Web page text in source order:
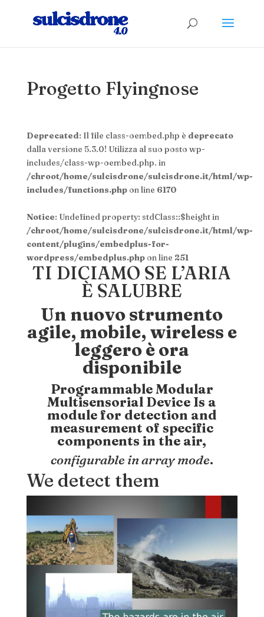
Progetto Flyingnose
Deprecated: Il file class-oembed.php è deprecato
dalla versione 5.3.0! Utilizza al suo posto wp-
includes/class-wp-oembed.php. in
/chroot/home/sulcisdrone/sulcisdrone.it/html/wp-
includes/functions.phpon line 6170
Notice: Undefined property: stdClass::$height in
/chroot/home/sulcisdrone/sulcisdrone.it/html/wp-
content/plugins/embedplus-for-
wordpress/embedplus.phpon line 251
TI DICIAMO SE L’ARIA
È SALUBRE
Un nuovo strumento
agile, mobile, wireless e
leggero è ora
disponibile
Programmable Modular
Multisensorial Device Is a
module for detection and
measurement of specific
components in the air,
configurable in array mode.
We detect them